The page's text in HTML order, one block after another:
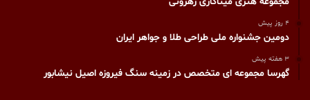
4 روز پیش
دومین جشنواره ملی طراحی طلا و جواهر ایران
3 هفته پیش
گهرسا مجموعه ای متخصص در زمینه سنگ فیروزه اصیل نیشابور